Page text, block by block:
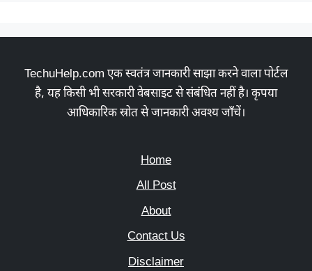
TechuHelp.com एक स्वतंत्र जानकारी साझा करने वाला पोर्टल
है, यह किसी भी सरकारी वेबसाइट से संबंधित नहीं है। कृपया
आधिकारिक स्रोत से जानकारी अवश्य जाँचें।
Home
All Post
About
Contact Us
Disclaimer